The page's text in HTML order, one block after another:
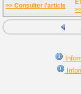
>> Consulter l'article